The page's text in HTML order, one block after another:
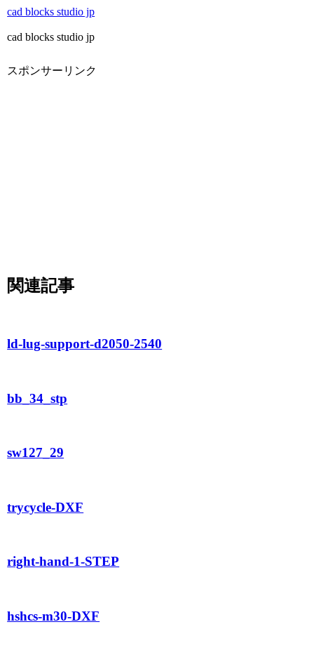
cad blocks studio jp
cad blocks studio jp
スポンサーリンク
関連記事
ld-lug-support-d2050-2540
bb_34_stp
sw127_29
trycycle-DXF
right-hand-1-STEP
hshcs-m30-DXF